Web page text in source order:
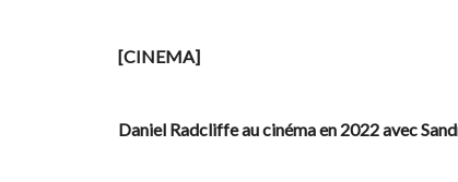
[CINEMA]
Daniel Radcliffe au cinéma en 2022 avec